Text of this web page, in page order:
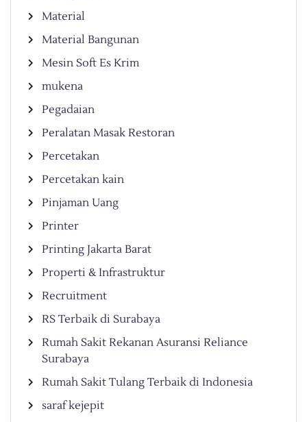
Material
Material Bangunan
Mesin Soft Es Krim
mukena
Pegadaian
Peralatan Masak Restoran
Percetakan
Percetakan kain
Pinjaman Uang
Printer
Printing Jakarta Barat
Properti & Infrastruktur
Recruitment
RS Terbaik di Surabaya
Rumah Sakit Rekanan Asuransi Reliance
Surabaya
Rumah Sakit Tulang Terbaik di Indonesia
saraf kejepit